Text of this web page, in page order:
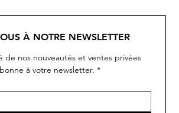
À NOTRE NEWSLETTER
de nos nouveautés et ventes privées
à votre newsletter. *